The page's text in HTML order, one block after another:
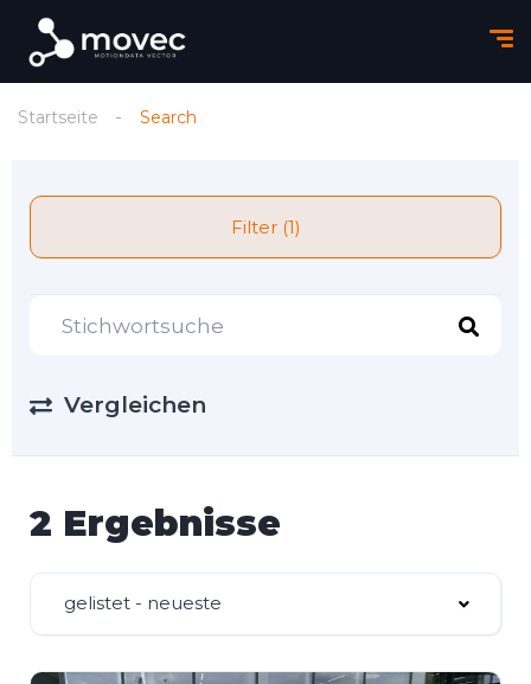
Startseite Search
Filter (1)
Vergleichen
2 Ergebnisse
gelistet - neueste